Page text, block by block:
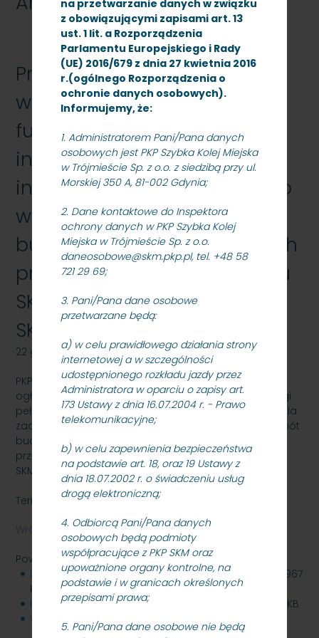
na przetwarzanie danych w związku
z obowiązującymi zapisami art. 13
ust. 1 lit. a Rozporządzenia
Parlamentu Europejskiego i Rady
(UE) 2016/679 z dnia 27 kwietnia 2016
r.(ogólnego Rozporządzenia o
ochronie danych osobowych).
Informujemy, że:
1. Administratorem Pani/Pana danych
osobowych jest PKP Szybka Kolej Miejska
w Trójmieście Sp. z o.o. z siedzibą przy ul.
Morskiej 350 A, 81-002 Gdynia;
2. Dane kontaktowe do Inspektora
ochrony danych w PKP Szybka Kolej
Miejska w Trójmieście Sp. z o.o.
daneosobowe@skm.pkp.pl, tel. +48 58
721 29 69;
3. Pani/Pana dane osobowe
przetwarzane będą:
a) w celu prawidłowego działania strony
internetowej a w szczególności
udostępnionego rozkładu jazdy przez
Administratora w oparciu o zapisy art.
173 Ustawy z dnia 16.07.2004 r. - Prawo
telekomunikacyjne;
b) w celu zapewnienia bezpieczeństwa
na podstawie art. 18, oraz 19 Ustawy z
dnia 18.07.2002 r. o świadczeniu usług
drogą elektroniczną;
4. Odbiorcą Pani/Pana danych
osobowych będą podmioty
współpracujące z PKP SKM oraz
upoważnione organy kontrolne, na
podstawie i w granicach określonych
przepisami prawa;
5. Pani/Pana dane osobowe nie będą
Przetarg nieograniczony -
wykonanie usługi pełnienia
funkcji inspektora nadzoru
inwestorskiego dla zadania
inwestycyjnego dotyczącego
wykonania robót
budowlanych i instalacyjnych
pn. „Modernizacja przystanku
SKM Gdynia Grabówek”, znak:
SKMMU.086.56.21.
22 grudnia 2021
PKP SZYBKA KOLEJ MIEJSKA W TRÓJMIEŚCIE Sp. z o.o.
ogłasza przetarg nieograniczony na wykonanie usługi
pełnienia funkcji inspektora nadzoru inwestorskiego dla
zadania inwestycyjnego dotyczącego wykonania robót
budowlanych i instalacyjnych pn. „Modernizacja
przystanku SKM Gdynia Grabówek”, znak sprawy:
SKMMU.086.56.21.
Termin składania ofert: 05.01.2022 r. godz. 10:00.
Wróć
Powiązane pliki
Dokumentacja_przetargowa_SKMMU.086.56.21.zip
967
KB
Informacja_z_otwarcia_ofert_05.01.2022_r..pdf
188 KB
Wynik_postepowania_25.01.2022_r..pdf